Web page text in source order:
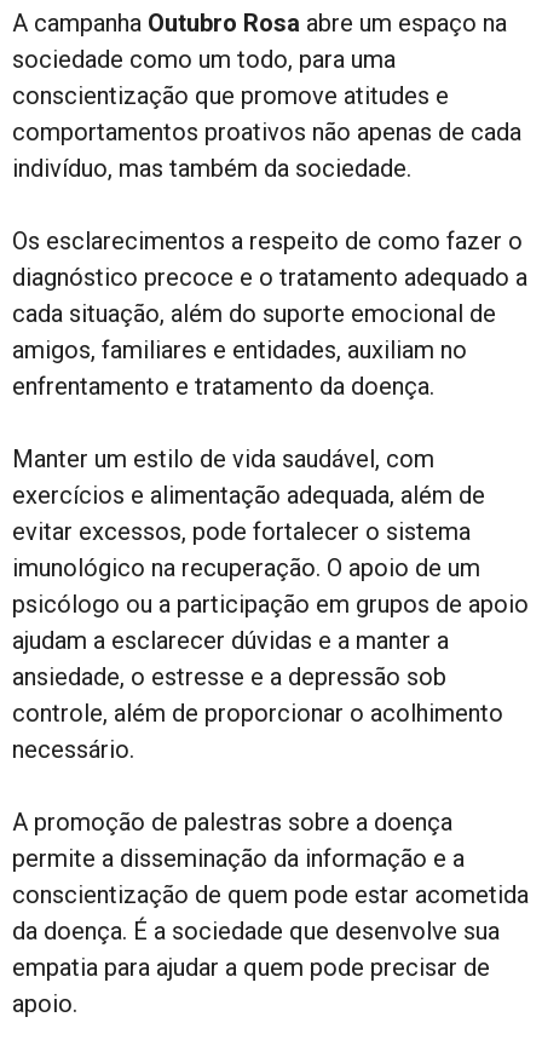
A campanha Outubro Rosa abre um espaço na
sociedade como um todo, para uma
conscientização que promove atitudes e
comportamentos proativos não apenas de cada
indivíduo, mas também da sociedade.
Os esclarecimentos a respeito de como fazer o
diagnóstico precoce e o tratamento adequado a
cada situação, além do suporte emocional de
amigos, familiares e entidades, auxiliam no
enfrentamento e tratamento da doença.
Manter um estilo de vida saudável, com
exercícios e alimentação adequada, além de
evitar excessos, pode fortalecer o sistema
imunológico na recuperação. O apoio de um
psicólogo ou a participação em grupos de apoio
ajudam a esclarecer dúvidas e a manter a
ansiedade, o estresse e a depressão sob
controle, além de proporcionar o acolhimento
necessário.
A promoção de palestras sobre a doença
permite a disseminação da informação e a
conscientização de quem pode estar acometida
da doença. É a sociedade que desenvolve sua
empatia para ajudar a quem pode precisar de
apoio.